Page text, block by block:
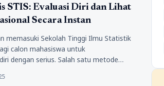
STIS: Evaluasi Diri dan Lihat
Secara Instan
memasuki Sekolah Tinggi Ilmu Statistik
calon mahasiswa untuk
dengan serius. Salah satu metode…